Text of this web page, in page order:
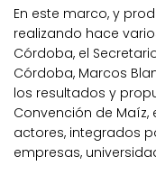
En este marco, y
realizando hace
Córdoba, el
Córdoba, Marcos
los resultados y
Convención de
actores, integrados
empresas,